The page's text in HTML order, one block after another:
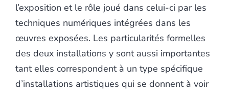
l’exposition et le rôle joué dans celui-ci par les
techniques numériques intégrées dans les
œuvres exposées. Les particularités formelles
des deux installations y sont aussi importantes
tant elles correspondent à un type spécifique
d’installations artistiques qui se donnent à voir